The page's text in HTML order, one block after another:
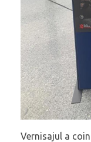
Vernisajul a